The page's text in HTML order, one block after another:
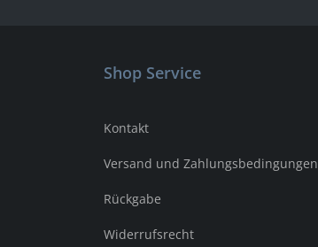
Shop Service
Kontakt
Versand und Zahlungsbedingungen
Rückgabe
Widerrufsrecht